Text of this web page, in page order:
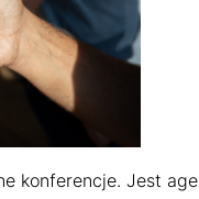
konferencje. Jest